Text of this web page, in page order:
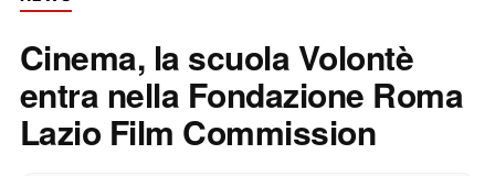
Cinema, la scuola Volontè
entra nella Fondazione Roma
Lazio Film Commission